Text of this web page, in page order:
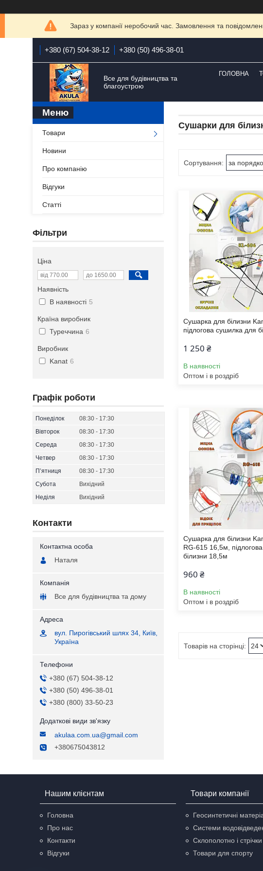
Зараз у компанії неробочий час. Замовлення та
+380 (67) 504-38-12 +380 (50) 496-38-01
Все для будівництва та
благоустрою
ГОЛОВНА
Сушарки для
Сушарка для білизни
підлогова сушилка для
1 250 ₴
В наявності
Оптом і в роздріб
Сушарка для білизни
RG-615 16,5м,
білизни 18,5м
960 ₴
В наявності
Оптом і в роздріб
Товари
Новини
Про компанію
Відгуки
Статті
Фільтри
Ціна
Наявність
В наявності 5
Країна виробник
Туреччина 6
Виробник
Kanat 6
Графік роботи
Понеділок 08:30
17:30
Вівторок
08:30
17:30
Середа
08:30
17:30
Четвер
08:30
17:30
Пʼятниця
08:30
17:30
Субота
Вихідний
Неділя
Вихідний
Контакти
Наталя
Все для будівництва та дому
вул. Пирогівський шлях 34, Київ,
Україна
+380 (67) 504-38-12
+380 (50) 496-38-01
+380 (800) 33-50-23
akulaa.com.ua@gmail.com
+380675043812
Нашим клієнтам
Головна
Про нас
Контакти
Відгуки
Товари компанії
Геосинтетичні
Системи
Склополотно і стрічки
Товари для спорту